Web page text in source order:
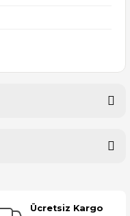
Ücretsiz Kargo